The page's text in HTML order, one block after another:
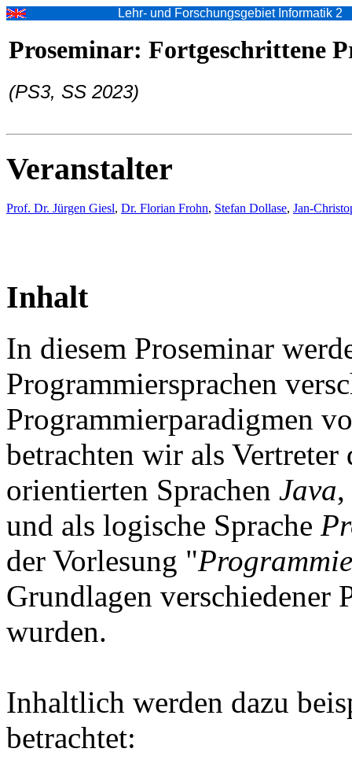
Lehr- und Forschungsgebiet Informatik 2
Proseminar: Fortgeschrittene
(PS3, SS 2023)
Veranstalter
Prof. Dr. Jürgen Giesl, Dr. Florian Frohn, Stefan Dollase, Jan-
Inhalt
In diesem Proseminar
Programmiersprachen
Programmierparadigmen
betrachten wir als
orientierten Sprachen Java
und als logische Sprache
der Vorlesung "
Grundlagen verschiedener
wurden.
Inhaltlich werden dazu
betrachtet: